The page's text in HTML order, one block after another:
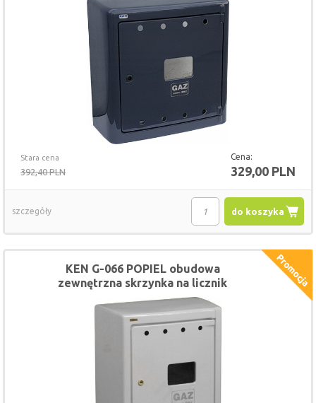
Stara cena
392,40 PLN
Cena:
329,00 PLN
do koszyka
szczegóły
KEN G-066 POPIEL obudowa
zewnętrzna skrzynka na licznik
gazomierz 60x60